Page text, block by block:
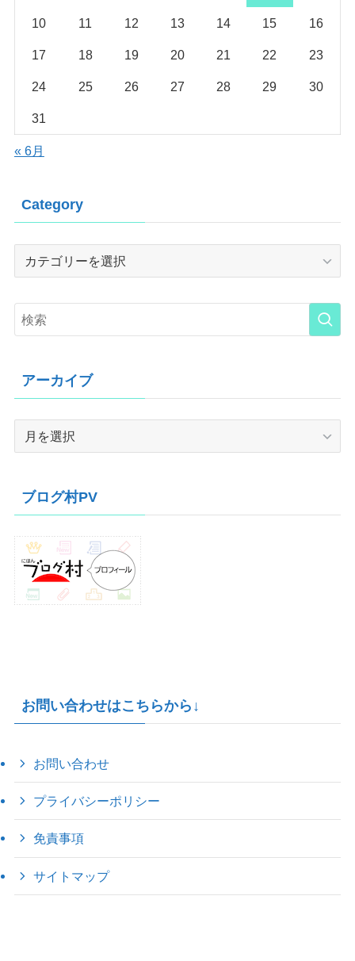
10 11 12 13 14 15 16
17 18 19 20 21 22 23
24 25 26 27 28 29 30
31
« 6月
Category
Category
アーカイブ
ブ
ブログ村PV
お問い合わせはこちらから↓
お問い合わせ
プライバシーポリシー
免責事項
サイトマップ